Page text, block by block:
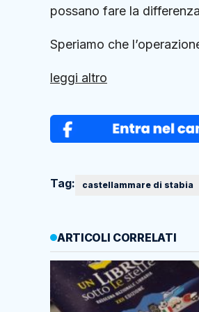
possano fare la
Speriamo che
leggi altro
Tag: castellammare di stabia
ARTICOLI CORRELATI